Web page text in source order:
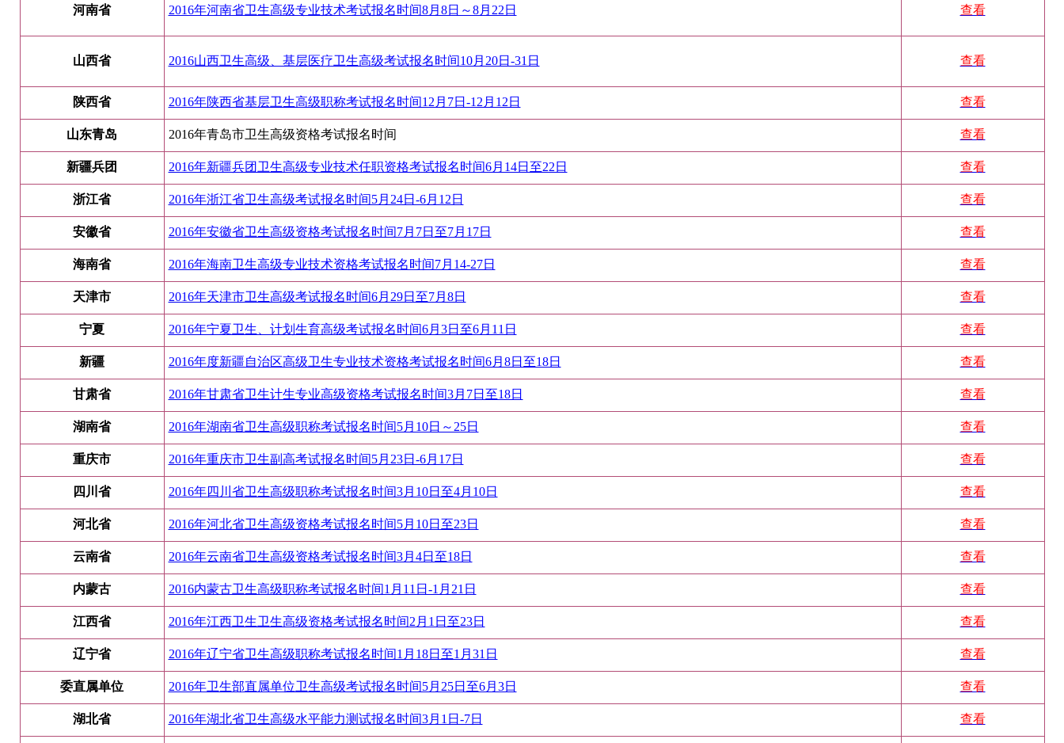
河南省 2016年河南省卫生高级专业技术考试报名时间8月8日～8月22日 查看
山西省 2016山西卫生高级、基层医疗卫生高级考试报名时间10月20日-31日 查看
陕西省 2016年陕西省基层卫生高级职称考试报名时间12月7日-12月12日 查看
山东青岛 2016年青岛市卫生高级资格考试报名时间 查看
新疆兵团 2016年新疆兵团卫生高级专业技术任职资格考试报名时间6月14日至22日 查看
浙江省 2016年浙江省卫生高级考试报名时间5月24日-6月12日 查看
安徽省 2016年安徽省卫生高级资格考试报名时间7月7日至7月17日 查看
海南省 2016年海南卫生高级专业技术资格考试报名时间7月14-27日 查看
天津市 2016年天津市卫生高级考试报名时间6月29日至7月8日 查看
宁夏 2016年宁夏卫生、计划生育高级考试报名时间6月3日至6月11日 查看
新疆 2016年度新疆自治区高级卫生专业技术资格考试报名时间6月8日至18日 查看
甘肃省 2016年甘肃省卫生计生专业高级资格考试报名时间3月7日至18日 查看
湖南省 2016年湖南省卫生高级职称考试报名时间5月10日～25日 查看
重庆市 2016年重庆市卫生副高考试报名时间5月23日-6月17日 查看
四川省 2016年四川省卫生高级职称考试报名时间3月10日至4月10日 查看
河北省 2016年河北省卫生高级资格考试报名时间5月10日至23日 查看
云南省 2016年云南省卫生高级资格考试报名时间3月4日至18日 查看
内蒙古 2016内蒙古卫生高级职称考试报名时间1月11日-1月21日 查看
江西省 2016年江西卫生卫生高级资格考试报名时间2月1日至23日 查看
辽宁省 2016年辽宁省卫生高级职称考试报名时间1月18日至1月31日 查看
委直属单位 2016年卫生部直属单位卫生高级考试报名时间5月25日至6月3日 查看
湖北省 2016年湖北省卫生高级水平能力测试报名时间3月1日-7日 查看